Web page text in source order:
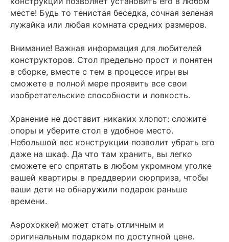
месте! Будь то тенистая беседка, сочная зеленая
лужайка или любая комната средних размеров.
Внимание! Важная информация для любителей
конструкторов. Стол предельно прост и понятен
в сборке, вместе с тем в процессе игры вы
сможете в полной мере проявить все свои
изобретательские способности и ловкость.
Хранение не доставит никаких хлопот: сложите
опоры и уберите стол в удобное место.
Небольшой вес конструкции позволит убрать его
даже на шкаф. Да что там хранить, вы легко
сможете его спрятать в любом укромном уголке
вашей квартиры в преддверии сюрприза, чтобы
ваши дети не обнаружили подарок раньше
времени.
Аэрохоккей может стать отличным и
оригинальным подарком по доступной цене.